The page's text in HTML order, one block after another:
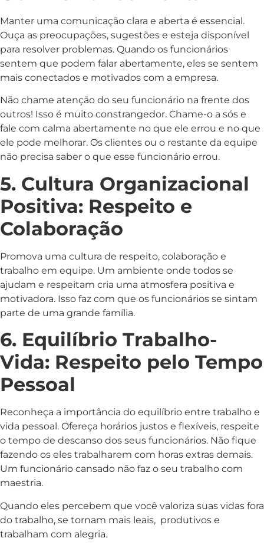
Manter uma comunicação clara e aberta é essencial.
Ouça as preocupações, sugestões e esteja disponível
para resolver problemas. Quando os funcionários
sentem que podem falar abertamente, eles se sentem
mais conectados e motivados com a empresa.
Não chame atenção do seu funcionário na frente dos
outros! Isso é muito constrangedor. Chame-o a sós e
fale com calma abertamente no que ele errou e no que
ele pode melhorar. Os clientes ou o restante da equipe
não precisa saber o que esse funcionário errou.
5. Cultura Organizacional
Positiva: Respeito e
Colaboração
Promova uma cultura de respeito, colaboração e
trabalho em equipe. Um ambiente onde todos se
ajudam e respeitam cria uma atmosfera positiva e
motivadora. Isso faz com que os funcionários se sintam
parte de uma grande família.
6. Equilíbrio Trabalho-
Vida: Respeito pelo Tempo
Pessoal
Reconheça a importância do equilíbrio entre trabalho e
vida pessoal. Ofereça horários justos e flexíveis, respeite
o tempo de descanso dos seus funcionários. Não fique
fazendo os eles trabalharem com horas extras demais.
Um funcionário cansado não faz o seu trabalho com
maestria.
Quando eles percebem que você valoriza suas vidas fora
do trabalho, se tornam mais leais, produtivos e
trabalham com alegria.